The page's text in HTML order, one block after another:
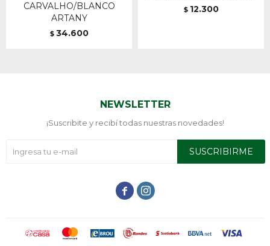
CARVALHO/BLANCO
ARTANY
$ 34.600
$ 12.300
NEWSLETTER
¡Suscribite y recibí todas nuestras novedades!
SUSCRIBIRME
 